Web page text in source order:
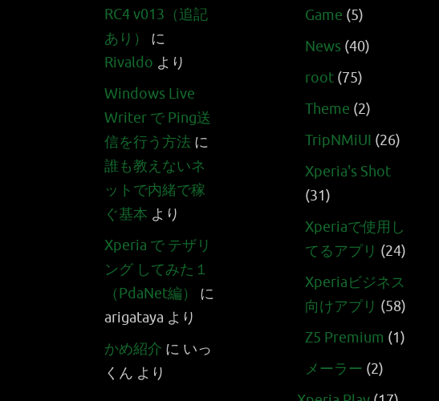
RC4 v013（追記
あり）
に
Rivaldo より
Windows Live
Writer で Ping送
信を行う方法 に
誰も教えないネ
ットで内緒で稼
ぐ基本 より
Xperia で テザリ
ング してみた１
（PdaNet編）
に
arigataya より
かめ紹介 に いっ
くん より
Game (5)
News (40)
root (75)
Theme (2)
TripNMiUI (26)
Xperia's Shot
(31)
Xperiaで使用し
てるアプリ (24)
Xperiaビジネス
向けアプリ (58)
Z5 Premium (1)
メーラー (2)